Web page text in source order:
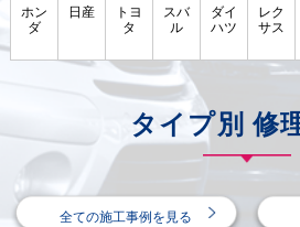
ホン
ダ
日産
トヨ
タ
スバ
ル
ダイ
ハツ
レク
サス
タイプ別 修
全ての施工事例を見る